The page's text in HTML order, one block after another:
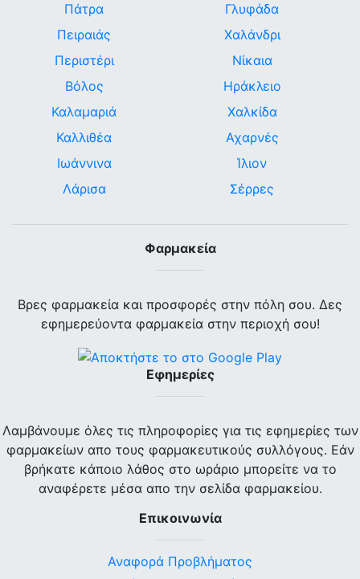
Πάτρα
Πειραιάς
Περιστέρι
Βόλος
Καλαμαριά
Καλλιθέα
Ιωάννινα
Λάρισα
Γλυφάδα
Χαλάνδρι
Νίκαια
Ηράκλειο
Χαλκίδα
Αχαρνές
Ίλιον
Σέρρες
Φαρμακεία
Βρες φαρμακεία και προσφορές στην πόλη σου. Δες
εφημερεύοντα φαρμακεία στην περιοχή σου!
Εφημερίες
Λαμβάνουμε όλες τις πληροφορίες για τις εφημερίες των
φαρμακείων απο τους φαρμακευτικούς συλλόγους. Εάν
βρήκατε κάποιο λάθος στο ωράριο μπορείτε να το
αναφέρετε μέσα απο την σελίδα φαρμακείου.
Επικοινωνία
Αναφορά Προβλήματος